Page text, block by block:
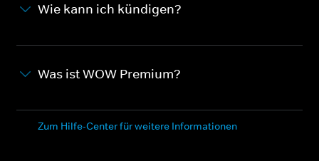
Wie kann ich kündigen?
Was ist WOW Premium?
Zum Hilfe-Center für weitere Informationen